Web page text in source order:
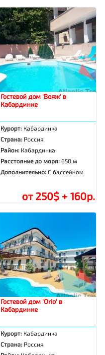
Гостевой дом 'Вояж' в
Кабардинке
Курорт: Кабардинка
Страна: Россия
Район: Кабардинка
Расстояние до моря:650 м
Дополнительно:С бассейном
от 250$ + 160р.
Гостевой дом 'Orio' в
Кабардинке
Курорт: Кабардинка
Страна: Россия